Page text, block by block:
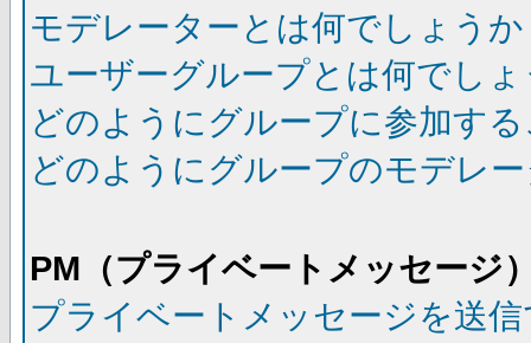
モデレーターとは何でしょうか
ユーザーグループとは何でし
どのようにグループに参加す
どのようにグループのモデレ
PM（プライベートメッセージ
プライベートメッセージを送